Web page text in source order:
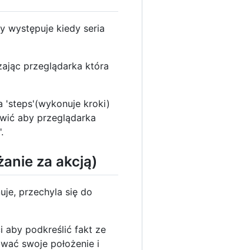
występuje kiedy seria
przeglądarka która
'steps'(wykonuje kroki)
aby przeglądarka
za akcją)
przechyla się do
aby podkreślić fakt ze
swoje położenie i